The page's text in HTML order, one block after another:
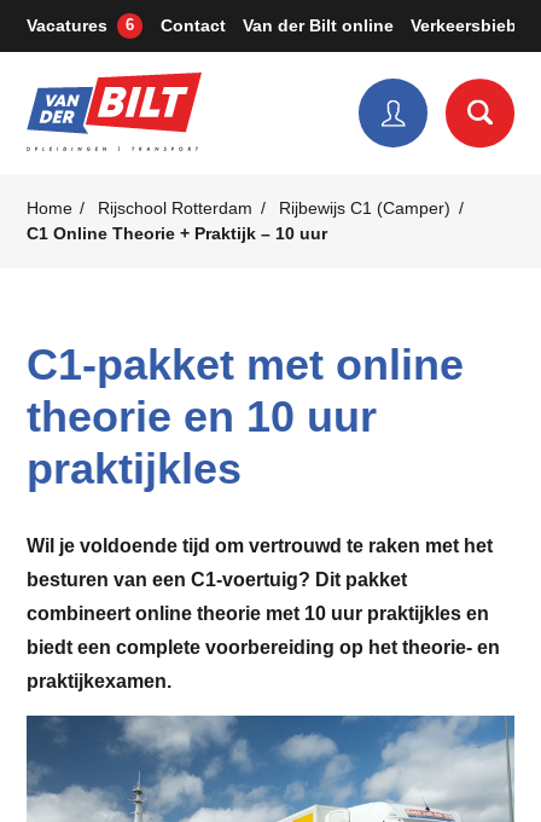
Vacatures 6 Contact Van der Bilt online Verkeersbieb
Home Rijschool Rotterdam
Rijbewijs C1 (Camper)
C1 Online Theorie + Praktijk – 10 uur
C1-pakket met online
theorie en 10 uur
praktijkles
Wil je voldoende tijd om vertrouwd te raken met het
besturen van een C1-voertuig? Dit pakket
combineert online theorie met 10 uur praktijkles en
biedt een complete voorbereiding op het theorie- en
praktijkexamen.